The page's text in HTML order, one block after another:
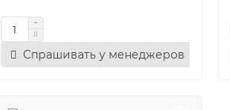
Спрашивать у менеджеров